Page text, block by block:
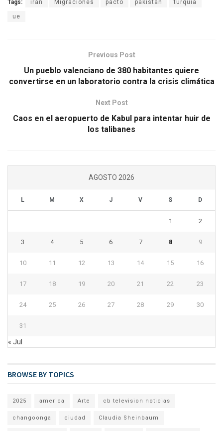
Tags: irán Migraciones pacto pakistán turquía
ue
Previous Post
Un pueblo valenciano de 380 habitantes quiere
convertirse en un laboratorio contra la crisis climática
Next Post
Caos en el aeropuerto de Kabul para intentar huir de
los talibanes
AGOSTO 2026
L M X J V S D
1 2
3 4 5 6 7 8 9
10 11 12 13 14 15 16
17 18 19 20 21 22 23
24 25 26 27 28 29 30
31
« Jul
BROWSE BY TOPICS
2025 america Arte cb television noticias
changoonga ciudad Claudia Sheinbaum